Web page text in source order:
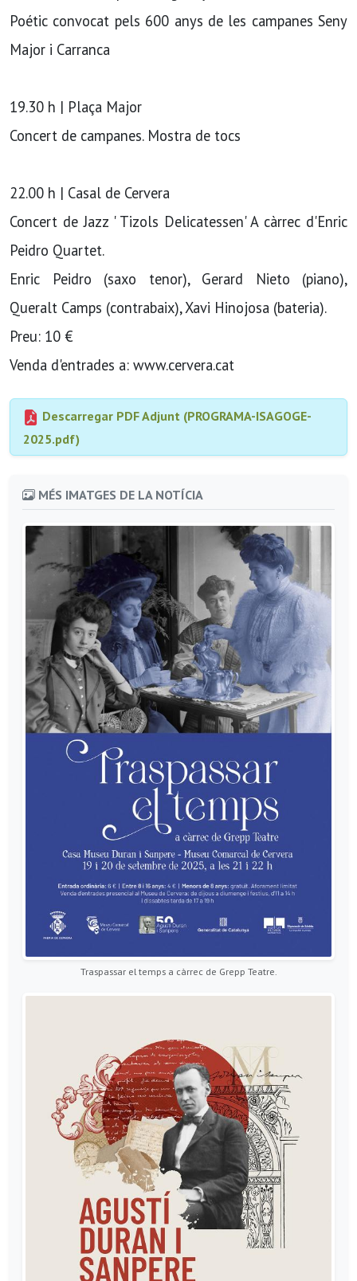
Poétic convocat pels 600 anys de les campanes Seny
Major i Carranca
19.30 h | Plaça Major
Concert de campanes. Mostra de tocs
22.00 h | Casal de Cervera
Concert de Jazz ' Tizols Delicatessen' A càrrec d'Enric
Peidro Quartet.
Enric Peidro (saxo tenor), Gerard Nieto (piano),
Queralt Camps (contrabaix), Xavi Hinojosa (bateria).
Preu: 10 €
Venda d'entrades a: www.cervera.cat
Descarregar PDF Adjunt (PROGRAMA-ISAGOGE-
2025.pdf)
MÉS IMATGES DE LA NOTÍCIA
Traspassar el temps a càrrec de Grepp Teatre.